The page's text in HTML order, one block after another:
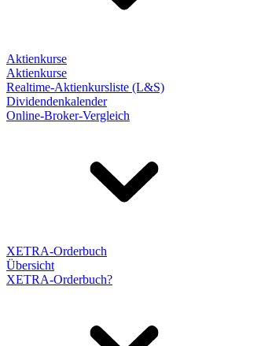
Aktienkurse
Aktienkurse
Realtime-Aktienkursliste (L&S)
Dividendenkalender
Online-Broker-Vergleich
XETRA-Orderbuch
Übersicht
XETRA-Orderbuch?